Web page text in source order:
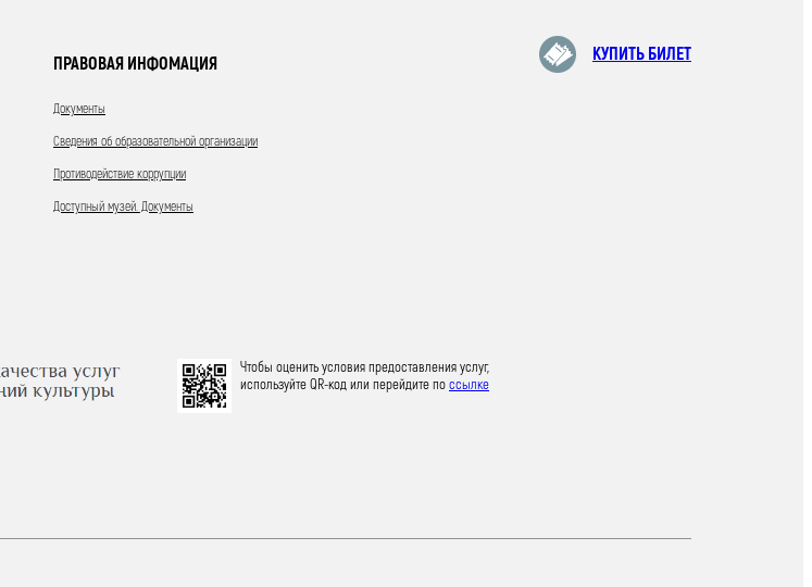
ПРАВОВАЯ ИНФОМАЦИЯ
Документы
Сведения об образовательной организации
Противодействие коррупции
Доступный музей. Документы
КУПИТЬ БИЛЕТ
Чтобы оценить условия предоставления услуг,
используйте QR-код или перейдите поссылке